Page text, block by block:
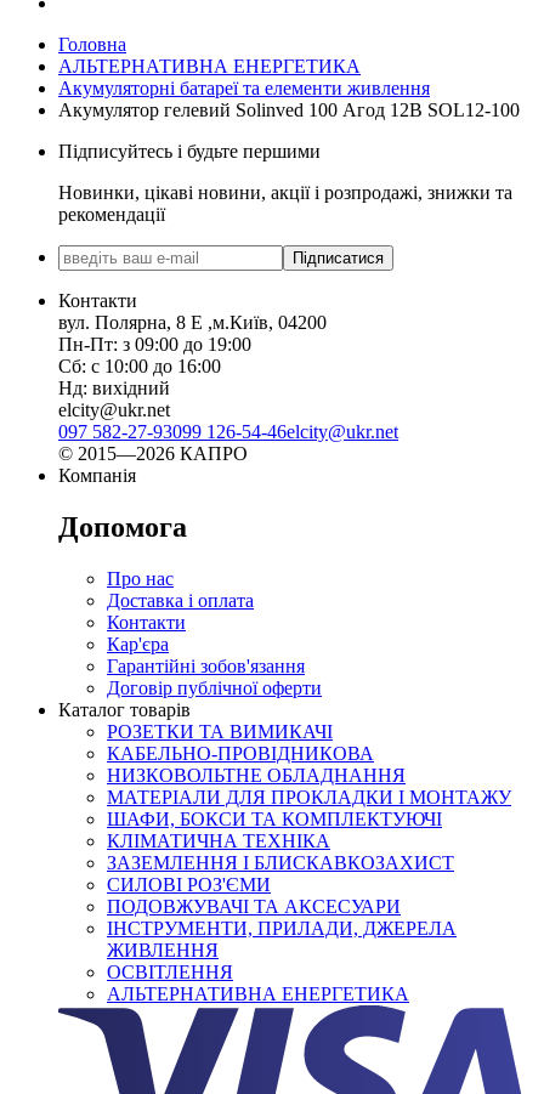
Головна
АЛЬТЕРНАТИВНА ЕНЕРГЕТИКА
Акумуляторні батареї та елементи живлення
Акумулятор гелевий Solinved 100 Агод 12В SOL12-100
Підписуйтесь і будьте першими
Новинки, цікаві новини, акції і розпродажі, знижки та
рекомендації
Підписатися
Контакти
вул. Полярна, 8 Е ,м.Київ, 04200
Пн-Пт: з 09:00 до 19:00
Сб: с 10:00 до 16:00
Нд: вихідний
elcity@ukr.net
097 582-27-93099 126-54-46elcity@ukr.net
© 2015—2026 КАПРО
Компанія
Допомога
Про нас
Доставка і оплата
Контакти
Кар'єра
Гарантійні зобов'язання
Договір публічної оферти
Каталог товарів
РОЗЕТКИ ТА ВИМИКАЧІ
КАБЕЛЬНО-ПРОВІДНИКОВА
НИЗКОВОЛЬТНЕ ОБЛАДНАННЯ
МАТЕРІАЛИ ДЛЯ ПРОКЛАДКИ І МОНТАЖУ
ШАФИ, БОКСИ ТА КОМПЛЕКТУЮЧІ
КЛІМАТИЧНА ТЕХНІКА
ЗАЗЕМЛЕННЯ І БЛИСКАВКОЗАХИСТ
СИЛОВІ РОЗ'ЄМИ
ПОДОВЖУВАЧІ ТА АКСЕСУАРИ
ІНСТРУМЕНТИ, ПРИЛАДИ, ДЖЕРЕЛА
ЖИВЛЕННЯ
ОСВІТЛЕННЯ
АЛЬТЕРНАТИВНА ЕНЕРГЕТИКА